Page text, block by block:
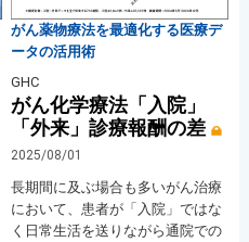
がん薬物療法を最適化する医療デ
ータの活用術
GHC
がん化学療法「入院」
「外来」診療報酬の差
2025/08/01
長期間に及ぶ場合も多いがん治療
において、患者が「入院」ではな
く日常生活を送りながら通院での